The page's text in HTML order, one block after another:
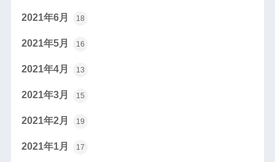
2021年6月 18
2021年5月 16
2021年4月 13
2021年3月 15
2021年2月 19
2021年1月 17